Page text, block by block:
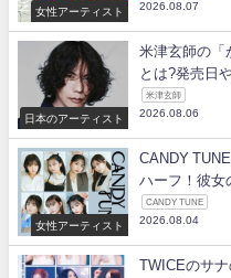
女性アーティスト 2026.08.07
日本のアーティスト
米津玄師の「
とは?発売日
米津玄師
2026.08.06
女性アーティスト
CANDY
ハーフ！彼女
CANDY TUNE
2026.08.04
TWICEのサ